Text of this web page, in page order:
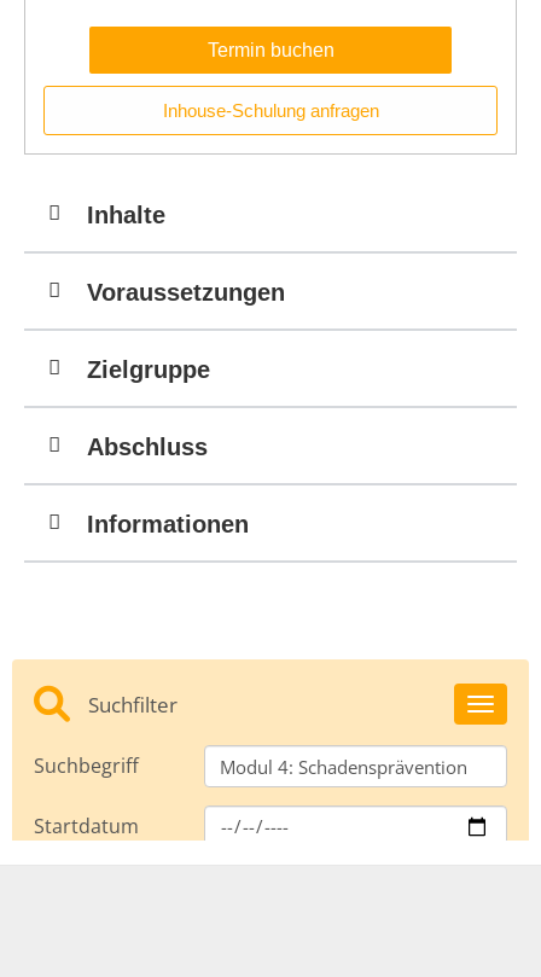
Termin buchen
Inhouse-Schulung anfragen
Inhalte
Voraussetzungen
Zielgruppe
Abschluss
Informationen